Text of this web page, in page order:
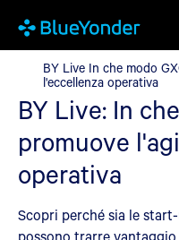
BY Live In che modo GXO
BY Live In che modo
l'eccellenza operativa
BY Live: In
promuove
operativa
Scopri perché sia le
possono trarre